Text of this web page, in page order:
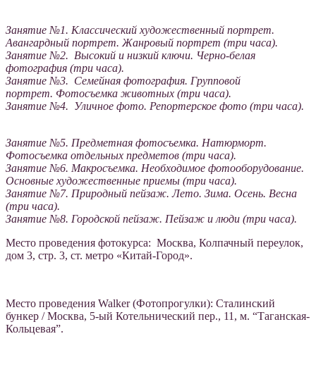
Занятие №1. Классический художественный портрет.
Авангардный портрет. Жанровый портрет (три часа).
Занятие №2. Высокий и низкий ключи. Черно-белая
фотография (три часа).
Занятие №3. Cемейная фотография. Групповой
портрет. Фотосъемка животных (три часа).
Занятие №4. Уличное фото. Репортерское фото (три часа).
Занятие №5. Предметная фотосъемка. Натюрморт.
Фотосъемка отдельных предметов (три часа).
Занятие №6. Макросъемка. Необходимое фотооборудование.
Основные художественные приемы (три часа).
Занятие №7. Природный пейзаж. Лето. Зима. Осень. Весна
(три часа).
Занятие №8. Городской пейзаж. Пейзаж и люди (три часа).
Место проведения фотокурса: Москва, Колпачный переулок,
дом 3, стр. 3, ст. метро «Китай-Город».
Место проведения Walker (Фотопрогулки): Сталинский
бункер / Москва, 5-ый Котельнический пер., 11, м. “Таганская-
Кольцевая”.